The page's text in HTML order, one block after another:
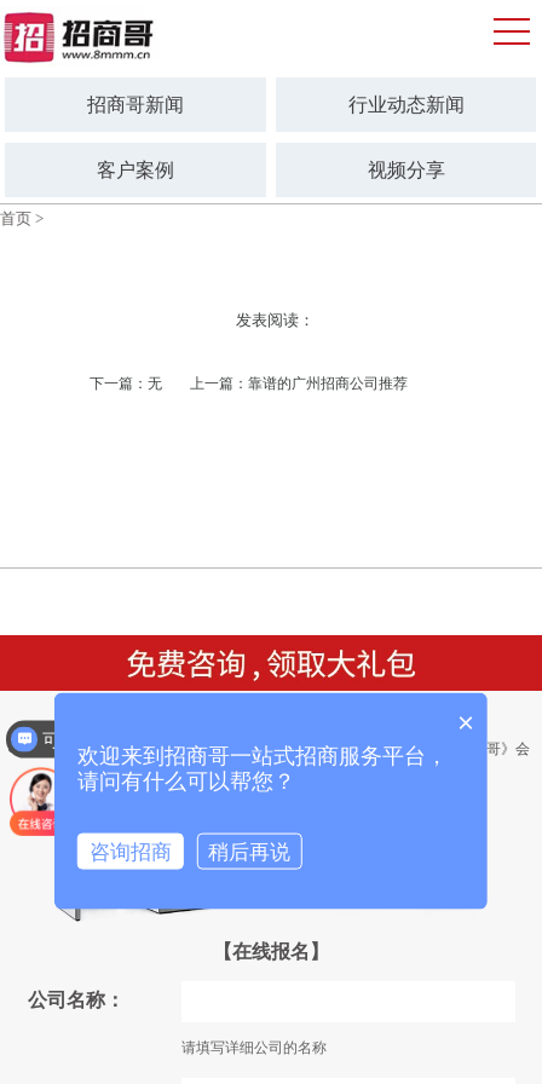
招商哥新闻 行业动态新闻
客户案例 视频分享
首页 >
发表阅读：
下一篇：无 上一篇：靠谱的广州招商公司推荐
● 礼包1：送价值9800元的《招商系统能
量音乐》光碟一套
● 礼包2：送价值12800元《招商哥》会
议营销策划方案和流程
【在线报名】
公司名称：
请填写详细公司的名称
×
欢迎来到招商哥一站式招商服务平台，
请问有什么可以帮您？
咨询招商 稍后再说